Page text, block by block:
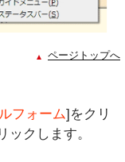
ページトップへ
フォーム]をクリ
ックします。